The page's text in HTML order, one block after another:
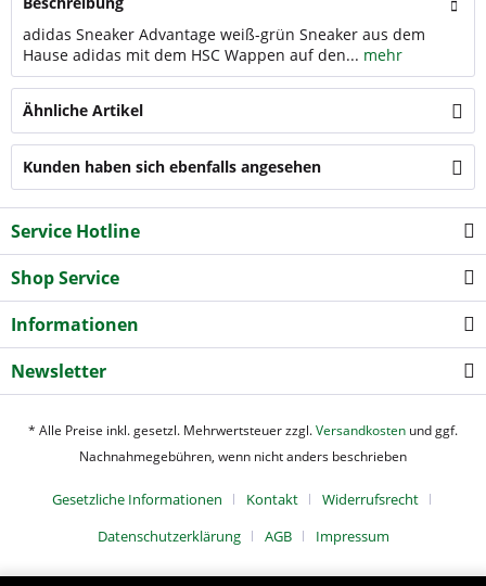
adidas Sneaker Advantage weiß-grün Sneaker aus dem
Hause adidas mit dem HSC Wappen auf den... mehr
Ähnliche Artikel
Kunden haben sich ebenfalls angesehen
Service Hotline
Shop Service
Informationen
Newsletter
* Alle Preise inkl. gesetzl. Mehrwertsteuer zzgl.Versandkosten und ggf.
Nachnahmegebühren, wenn nicht anders beschrieben
Gesetzliche Informationen Kontakt
Widerrufsrecht
Datenschutzerklärung
AGB Impressum